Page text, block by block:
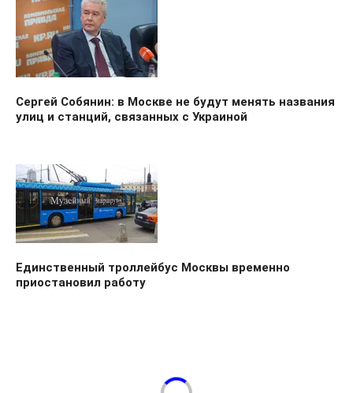
Сергей Собянин: в Москве не будут менять названия
улиц и станций, связанных с Украиной
Единственный троллейбус Москвы временно
приостановил работу